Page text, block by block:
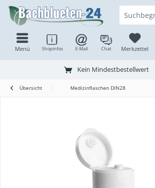
Kein Mindestbestellwert
Shopinfos E-Mail Chat Merkzettel
Menü
Übersicht Medizinflaschen DIN28